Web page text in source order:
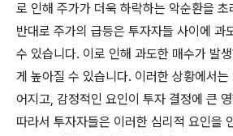
로 인해 주가가 더욱 하락하는 악순환을
반대로 주가의 급등은 투자자들 사이에 과
수 있습니다. 이로 인해 과도한 매수가 발
게 높아질 수 있습니다. 이러한 상황에서
어지고, 감정적인 요인이 투자 결정에 큰
따라서 투자자들은 이러한 심리적 요인을